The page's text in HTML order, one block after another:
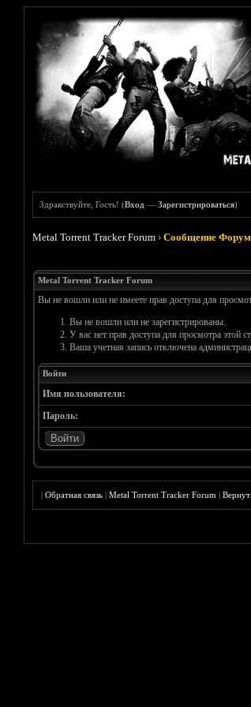
Здравствуйте, Гость! (Вход —Зарегистрироваться)
Metal Torrent Tracker Forum ›Сообщение
Metal Torrent Tracker Forum
Вы не вошли или не имеете прав доступа для
Вы не вошли или не зарегистрированы.
У вас нет прав доступа для просмотра этой
Ваша учетная запись отключена
Войти
Имя пользователя:
Пароль:
|Обратная связь |Metal Torrent Tracker Forum |